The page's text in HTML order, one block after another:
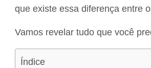
que existe essa diferença entre
Vamos revelar tudo que você
Índice